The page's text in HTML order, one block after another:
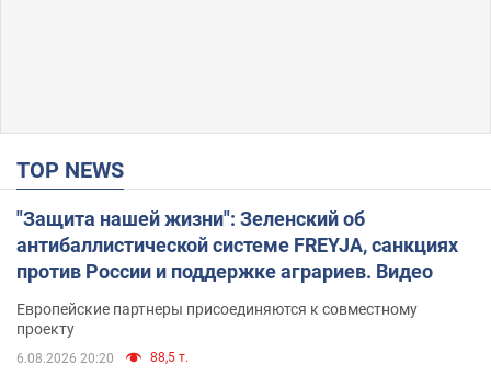
TOP NEWS
"Защита нашей жизни": Зеленский об
антибаллистической системе FREYJA, санкциях
против России и поддержке аграриев. Видео
Европейские партнеры присоединяются к совместному
проекту
6.08.2026 20:20 88,5 т.